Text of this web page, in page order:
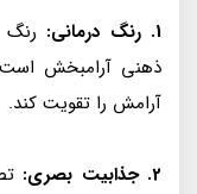
1. رنگ درمانی:
رنگ
ذهنی آرامبخش
آرامش را تقویت کند.
2. جذابیت بصری: